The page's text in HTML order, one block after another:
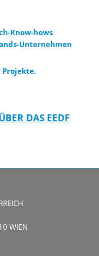
Know-hows
Unternehmen
Projekte.
DAS EEDF
WIEN